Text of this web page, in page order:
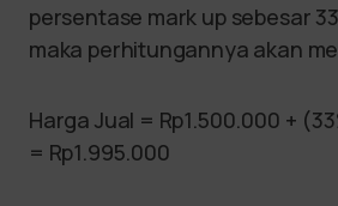
persentase mark up sebesar
maka perhitungannya akan
Harga Jual = Rp1.500.000 +
= Rp1.995.000